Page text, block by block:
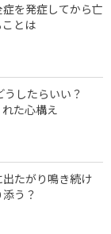
を発症してから亡
とは
うしたらいい？
た心構え
たがり鳴き続け
う？